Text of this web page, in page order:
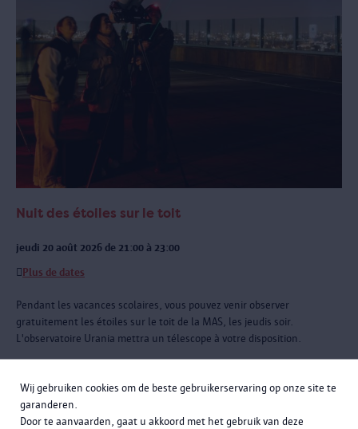
Wij gebruiken cookies om de beste gebruikerservaring op onze site te
garanderen.
Door te aanvaarden, gaat u akkoord met het gebruik van deze
Nuit des étoiles sur le toit
jeudi 20 août 2026 de 21:00 à 23:00
Plus de dates
Pendant les vacances scolaires, vous pouvez venir observer
gratuitement les étoiles sur le toit de la MAS, les jeudis soir.
L'observatoire Urania mettra un télescope à votre disposition.